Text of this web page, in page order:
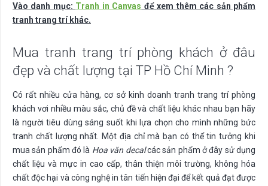
Vào danh mục: Tranh in Canvas để xem thêm các sản phẩm
tranh trang trí khác.
Mua tranh trang trí phòng khách ở đâu
đẹp và chất lượng tại TP Hồ Chí Minh ?
Có rất nhiều cửa hàng, cơ sở kinh doanh tranh trang trí phòng
khách vơi nhiều màu sắc, chủ đề và chất liệu khác nhau bạn hãy
là người tiêu dùng sáng suốt khi lựa chọn cho mình những bức
tranh chất lượng nhất. Một địa chỉ mà bạn có thể tin tưởng khi
mua sản phẩm đó là Hoa văn decalcác sản phẩm ở đây sử dụng
chất liệu và mực in cao cấp, thân thiện môi trường, không hóa
chất độc hại và công nghệ in tân tiến hiện đại để kết quả đạt được